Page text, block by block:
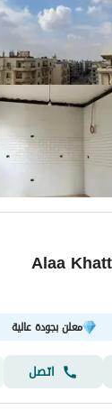
Alaa
معلن بجودة عالية
اتصل